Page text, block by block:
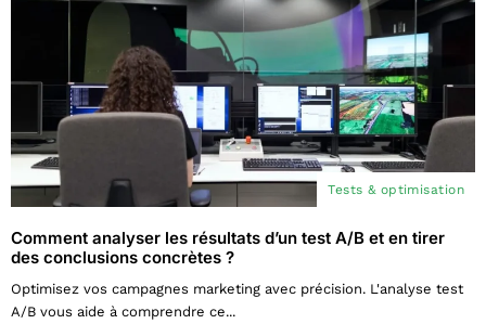
Tests & optimisation
Comment analyser les résultats d’un test A/B et en tirer
des conclusions concrètes ?
Optimisez vos campagnes marketing avec précision. L'analyse test
A/B vous aide à comprendre ce...